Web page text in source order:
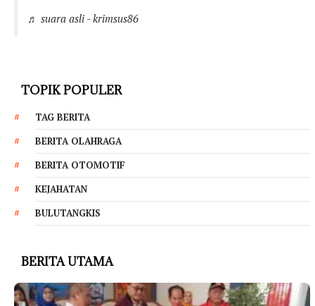
♬ suara asli - krimsus86
TOPIK POPULER
TAG BERITA
BERITA OLAHRAGA
BERITA OTOMOTIF
KEJAHATAN
BULUTANGKIS
BERITA UTAMA